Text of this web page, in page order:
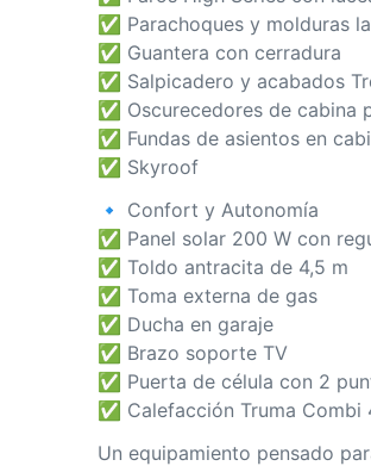
✅ Parachoques y molduras
✅ Guantera con cerradura
✅ Salpicadero y acabados
✅ Oscurecedores de cabina
✅ Fundas de asientos en
✅ Skyroof
🔹 Confort y Autonomía
✅ Panel solar 200 W con
✅ Toldo antracita de 4,5 m
✅ Toma externa de gas
✅ Ducha en garaje
✅ Brazo soporte TV
✅ Puerta de célula con 2
✅ Calefacción Truma Combi
Un equipamiento pensado